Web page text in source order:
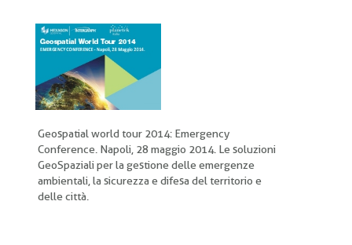
pane
Geospatial world tour 2014: Emergency
Conference. Napoli, 28 maggio 2014. Le soluzioni
GeoSpaziali per la gestione delle emergenze
ambientali, la sicurezza e difesa del territorio e
delle città.